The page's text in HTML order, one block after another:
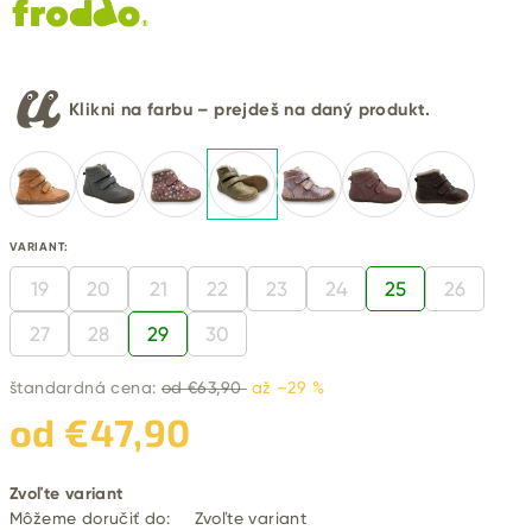
Klikni na farbu – prejdeš na daný produkt.
VARIANT:
19 20 21 22 23 24 25
26
27
28 29 30
štandardná cena: od €63,90 až –29 %
od €47,90
cena:
Zvoľte variant
Môžeme doručiť do:
Zvoľte variant